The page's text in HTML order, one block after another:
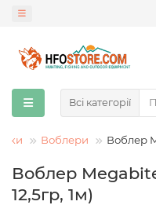
Всі категорії
Воблери Воблер
Воблер
12,5гр, 1м)